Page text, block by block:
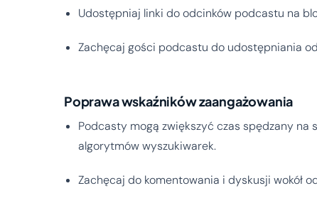
Udostępniaj linki do odcinków podcastu na
Zachęcaj gości podcastu do udostępniania
Poprawa wskaźników zaangażowania
Podcasty mogą zwiększyć czas spędzany na
algorytmów wyszukiwarek.
Zachęcaj do komentowania i dyskusji wokół